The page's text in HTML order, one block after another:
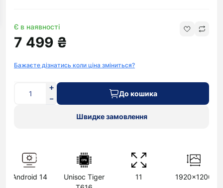
Є в наявності
7 499 ₴
Бажаєте дізнатись коли ціна зміниться?
До кошика
Швидке замовлення
Android 14
Unisoc Tiger
11 1920x1200